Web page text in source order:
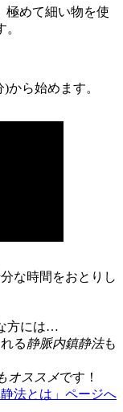
極めて細い物を使
から始めます。
な時間をおとりし
方には…
る静脈内鎮静法も
オススメです！
法とは」ページへ